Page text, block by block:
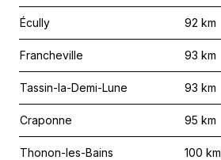
Écully 92 km
Francheville 93 km
Tassin-la-Demi-Lune 93 km
Craponne 95 km
Thonon-les-Bains 100 km